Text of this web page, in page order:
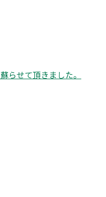
らせて頂きました。